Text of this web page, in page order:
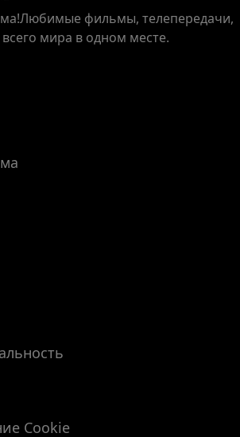
Любимые фильмы, телепередачи,
мира в одном месте.
Cookie